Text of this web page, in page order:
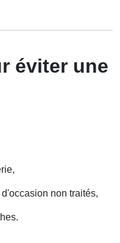
éviter une
non traités,